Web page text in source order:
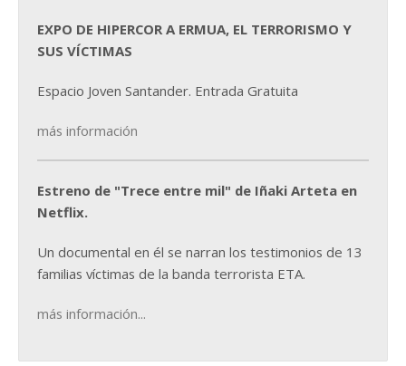
EXPO DE HIPERCOR A ERMUA, EL TERRORISMO Y
SUS VÍCTIMAS
Espacio Joven Santander. Entrada Gratuita
más información
Estreno de "Trece entre mil" de Iñaki Arteta en
Netflix.
Un documental en él se narran los testimonios de 13
familias víctimas de la banda terrorista ETA.
más información...